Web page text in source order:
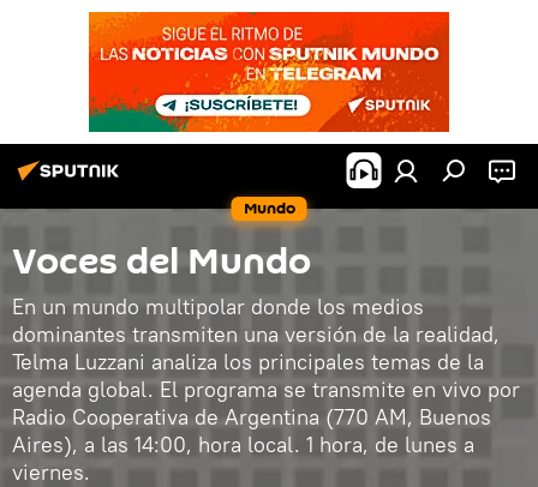
Mundo
Voces del Mundo
En un mundo multipolar donde los medios
dominantes transmiten una versión de la realidad,
Telma Luzzani analiza los principales temas de la
agenda global. El programa se transmite en vivo por
Radio Cooperativa de Argentina (770 AM, Buenos
Aires), a las 14:00, hora local. 1 hora, de lunes a
viernes.